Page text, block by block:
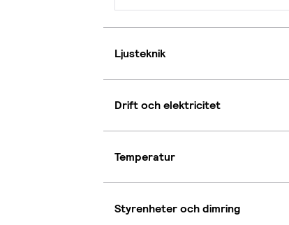
Ljusteknik
Drift och elektricitet
Temperatur
Styrenheter och dimring